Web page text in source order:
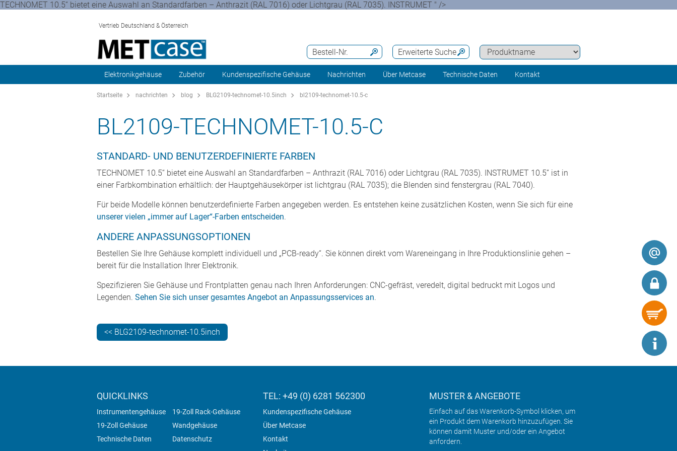
TECHNOMET 10.5“ bietet eine Auswahl an Standardfarben – Anthrazit (RAL 7016) oder Lichtgrau (RAL 7035). INSTRUMET " />
Vertrieb Deutschland & Österreich
Erweiterte Suche
Bestell-Nr.
Elektronikgehäuse Zubehör Kundenspezifische Gehäuse Nachrichten Über Metcase Technische Daten Kontakt
Startseite nachrichten blog BLG2109-technomet-10.5inch bl2109-technomet-10.5-c
BL2109-TECHNOMET-10.5-C
STANDARD- UND BENUTZERDEFINIERTE FARBEN
TECHNOMET 10.5“ bietet eine Auswahl an Standardfarben – Anthrazit (RAL 7016) oder Lichtgrau (RAL 7035). INSTRUMET 10.5” ist in
einer Farbkombination erhältlich: der Hauptgehäusekörper ist lichtgrau (RAL 7035); die Blenden sind fenstergrau (RAL 7040).
Für beide Modelle können benutzerdefinierte Farben angegeben werden. Es entstehen keine zusätzlichen Kosten, wenn Sie sich für eine
unserer vielen „immer auf Lager“-Farben entscheiden.
ANDERE ANPASSUNGSOPTIONEN
Bestellen Sie Ihre Gehäuse komplett individuell und „PCB-ready“. Sie können direkt vom Wareneingang in Ihre Produktionslinie gehen –
bereit für die Installation Ihrer Elektronik.
Spezifizieren Sie Gehäuse und Frontplatten genau nach Ihren Anforderungen: CNC-gefräst, veredelt, digital bedruckt mit Logos und
Legenden. Sehen Sie sich unser gesamtes Angebot an Anpassungsservices an.
<< BLG2109-technomet-10.5inch
QUICKLINKS
Instrumentengehäuse
19-Zoll Rack-Gehäuse
19-Zoll Gehäuse
Wandgehäuse
Technische Daten
Datenschutz
TEL: +49 (0) 6281 562300
Kundenspezifische Gehäuse
Über Metcase
Kontakt
MUSTER & ANGEBOTE
Einfach auf das Warenkorb-Symbol klicken, um
ein Produkt dem Warenkorb hinzuzufügen. Sie
können damit Muster und/oder ein Angebot
anfordern.